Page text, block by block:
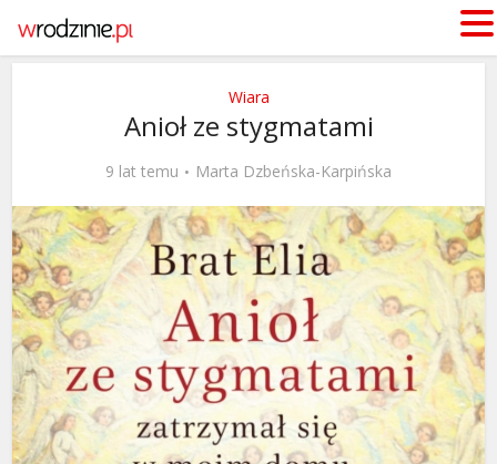
Wiara
Anioł ze stygmatami
9 lat temu Marta Dzbeńska-Karpińska